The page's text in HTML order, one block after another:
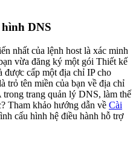
DNS
nhất của lệnh host là xác minh
vừa đăng ký một gói Thiết kế
được cấp một địa chỉ IP cho
trỏ tên miền của bạn về địa chỉ
trong trang quản lý DNS, làm thế
Tham khảo hướng dẫn về Cài
cấu hình hệ điều hành hỗ trợ